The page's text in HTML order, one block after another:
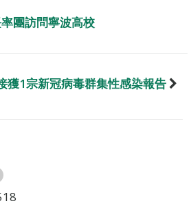
團訪問寧波高校
獲1宗新冠病毒群集性感染報告